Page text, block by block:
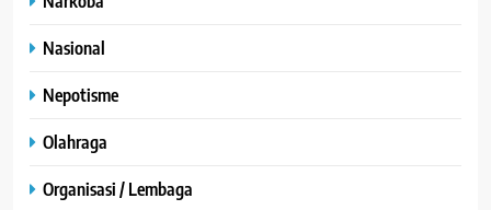
Nasional
Nepotisme
Olahraga
Organisasi / Lembaga